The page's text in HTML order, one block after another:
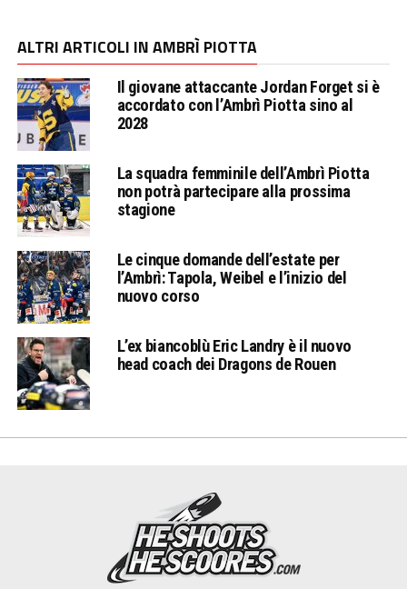
ALTRI ARTICOLI IN AMBRÌ PIOTTA
Il giovane attaccante Jordan Forget si è
accordato con l’Ambrì Piotta sino al
2028
La squadra femminile dell’Ambrì Piotta
non potrà partecipare alla prossima
stagione
Le cinque domande dell’estate per
l’Ambrì: Tapola, Weibel e l’inizio del
nuovo corso
L’ex biancoblù Eric Landry è il nuovo
head coach dei Dragons de Rouen